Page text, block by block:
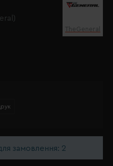
TheGeneral
замовлення: 2